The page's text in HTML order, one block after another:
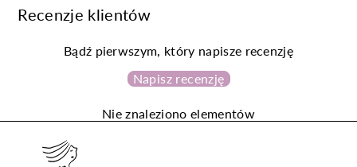
Recenzje klientów
Bądź pierwszym, który napisze recenzję
Napisz recenzję
Nie znaleziono elementów